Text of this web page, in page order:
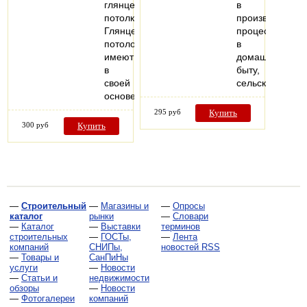
глянцевые
потолки.
Глянцевый
потолок
имеют
в
своей
основе…
300 руб Купить
в
процессе,
в
домашнем
быту,
сельском…
295 руб Купить
— Строительный
каталог
— Каталог
строительных
компаний
— Товары и
услуги
— Статьи и
обзоры
— Фотогалереи
— Магазины и
рынки
— Выставки
— ГОСТы,
СНИПы,
СанПиНы
— Новости
недвижимости
— Новости
компаний
— Опросы
— Словари
терминов
— Лента
новостей RSS